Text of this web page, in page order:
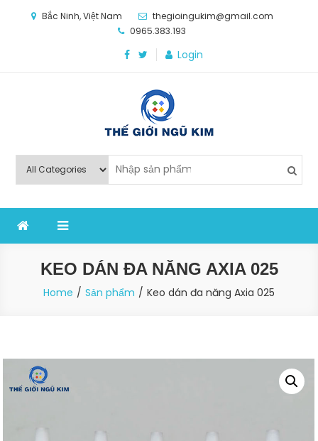
Bắc Ninh, Việt Nam
thegioingukim@gmail.com
0965.383.193
Login
Thế Giới Ngũ Kim
nghiệp sản xuất
KEO DÁN ĐA NĂNG AXIA 025
Home Sản phẩm Keo dán đa năng Axia 025